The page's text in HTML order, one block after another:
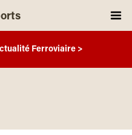
Ferroviaire >